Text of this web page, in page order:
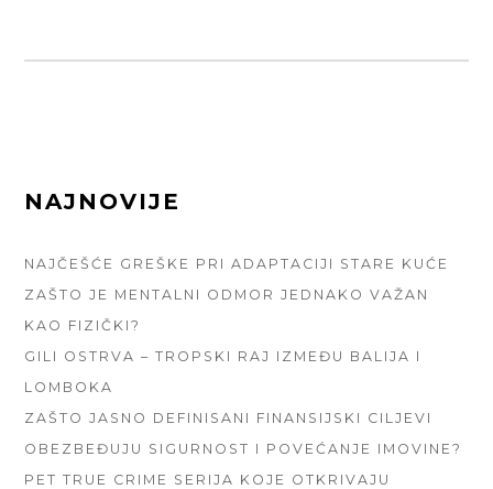
FOOTER
NAJNOVIJE
NAJČEŠĆE GREŠKE PRI ADAPTACIJI STARE KUĆE
ZAŠTO JE MENTALNI ODMOR JEDNAKO VAŽAN
KAO FIZIČKI?
GILI OSTRVA – TROPSKI RAJ IZMEĐU BALIJA I
LOMBOKA
ZAŠTO JASNO DEFINISANI FINANSIJSKI CILJEVI
OBEZBEĐUJU SIGURNOST I POVEĆANJE IMOVINE?
PET TRUE CRIME SERIJA KOJE OTKRIVAJU